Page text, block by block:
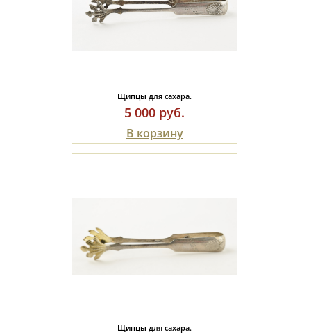
Щипцы для сахара.
5 000 руб.
В корзину
Щипцы для сахара.